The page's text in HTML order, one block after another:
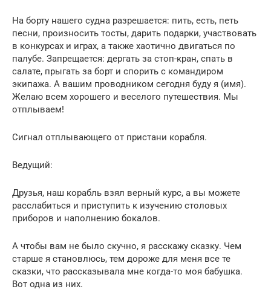
На борту нашего судна разрешается: пить, есть, петь
песни, произносить тосты, дарить подарки, участвовать
в конкурсах и играх, а также хаотично двигаться по
палубе. Запрещается: дергать за стоп-кран, спать в
салате, прыгать за борт и спорить с командиром
экипажа. А вашим проводником сегодня буду я (имя).
Желаю всем хорошего и веселого путешествия. Мы
отплываем!
Сигнал отплывающего от пристани корабля.
Ведущий:
Друзья, наш корабль взял верный курс, а вы можете
расслабиться и приступить к изучению столовых
приборов и наполнению бокалов.
А чтобы вам не было скучно, я расскажу сказку. Чем
старше я становлюсь, тем дороже для меня все те
сказки, что рассказывала мне когда-то моя бабушка.
Вот одна из них.